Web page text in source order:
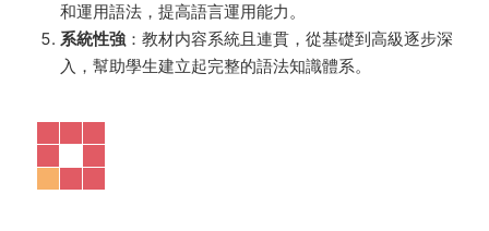
和運用語法，提高語言運用能力。
系統性強 ：教材内容系統且連貫，從基礎到高級逐步深
入，幫助學生建立起完整的語法知識體系。